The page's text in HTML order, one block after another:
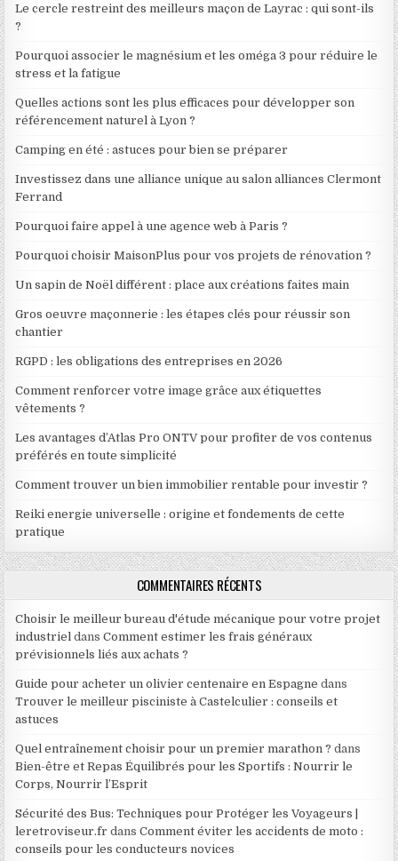
Le cercle restreint des meilleurs maçon de Layrac : qui sont-ils
?
Pourquoi associer le magnésium et les oméga 3 pour réduire le
stress et la fatigue
Quelles actions sont les plus efficaces pour développer son
référencement naturel à Lyon ?
Camping en été : astuces pour bien se préparer
Investissez dans une alliance unique au salon alliances Clermont
Ferrand
Pourquoi faire appel à une agence web à Paris ?
Pourquoi choisir MaisonPlus pour vos projets de rénovation ?
Un sapin de Noël différent : place aux créations faites main
Gros oeuvre maçonnerie : les étapes clés pour réussir son
chantier
RGPD : les obligations des entreprises en 2026
Comment renforcer votre image grâce aux étiquettes
vêtements ?
Les avantages d’Atlas Pro ONTV pour profiter de vos contenus
préférés en toute simplicité
Comment trouver un bien immobilier rentable pour investir ?
Reiki energie universelle : origine et fondements de cette
pratique
COMMENTAIRES RÉCENTS
Choisir le meilleur bureau d'étude mécanique pour votre projet
industriel dansComment estimer les frais généraux
prévisionnels liés aux achats ?
Guide pour acheter un olivier centenaire en Espagne dans
Trouver le meilleur pisciniste à Castelculier : conseils et
astuces
Quel entraînement choisir pour un premier marathon ? dans
Bien-être et Repas Équilibrés pour les Sportifs : Nourrir le
Corps, Nourrir l’Esprit
Sécurité des Bus: Techniques pour Protéger les Voyageurs |
leretroviseur.fr dansComment éviter les accidents de moto :
conseils pour les conducteurs novices